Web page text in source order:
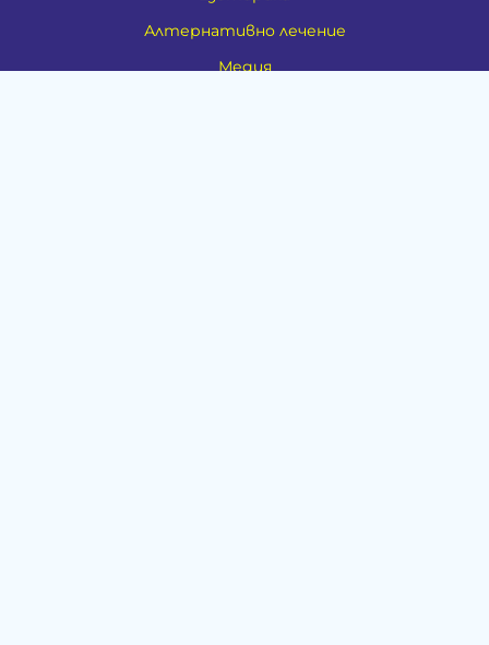
Алтернативно лечение
Медия